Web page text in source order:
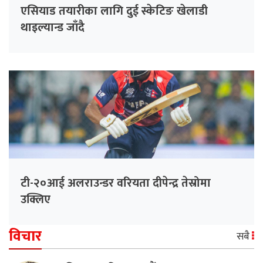
एसियाड तयारीका लागि दुई स्केटिङ खेलाडी
थाइल्यान्ड जाँदै
टी-२०आई अलराउन्डर वरियता दीपेन्द्र तेस्रोमा
उक्लिए
विचार सबै